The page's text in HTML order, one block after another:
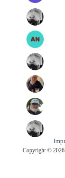
Copyright © 2026